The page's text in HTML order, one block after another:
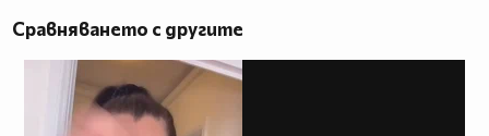
Сравняването с другите